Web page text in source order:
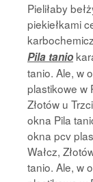
Pieliłaby
piekiełkami
Pila tanio
tanio. Ale, w
plastikowe w
Złotów u
okna Pila
okna pcv
Wałcz,
tanio. Ale, w